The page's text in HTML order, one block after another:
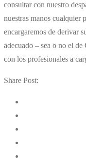
consultar con nuestro
nuestras manos cualquier
encargaremos de derivar
adecuado – sea o no el
con los profesionales a
Share Post: